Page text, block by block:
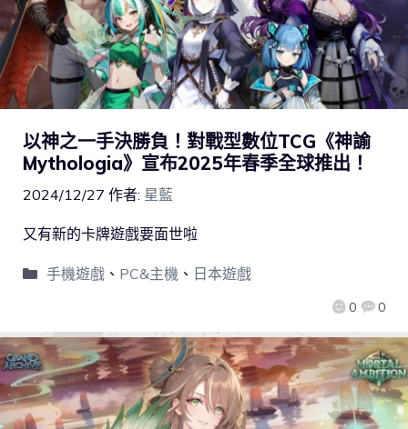
以神之一手決勝負！對戰型數位TCG《神諭
Mythologia》宣布2025年春季全球推出！
2024/12/27 作者: 星藍
0 0
又有新的卡牌遊戲要面世啦
手機遊戲、 PC&主機、 日本遊戲